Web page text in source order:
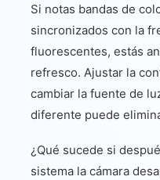
Si notas bandas de
sincronizados con la
fluorescentes, estás
refresco. Ajustar la
cambiar la fuente de
diferente puede
¿Qué sucede si
sistema la cámara